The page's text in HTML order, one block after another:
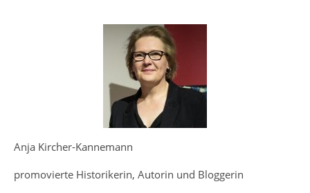
Anja Kircher-Kannemann
promovierte Historikerin, Autorin und Bloggerin